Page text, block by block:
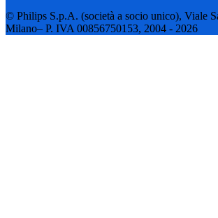
© Philips S.p.A. (società a socio unico), Viale
Milano– P. IVA 00856750153, 2004 - 2026